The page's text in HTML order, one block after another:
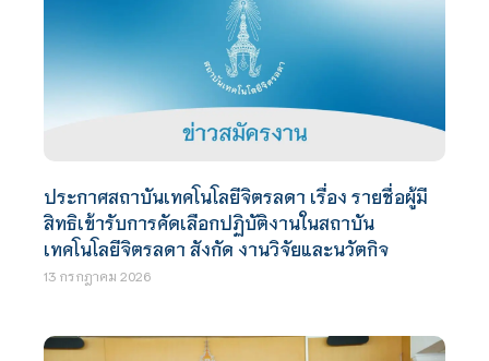
ประกาศสถาบันเทคโนโลยีจิตรลดา เรื่อง รายชื่อผู้มี
สิทธิเข้ารับการคัดเลือกปฏิบัติงานในสถาบัน
เทคโนโลยีจิตรลดา สังกัด งานวิจัยและนวัตกิจ
13 กรกฎาคม 2026